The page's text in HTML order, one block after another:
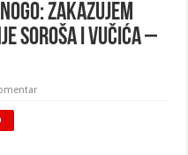
Nogo: Zakazujem
Soroša i Vučića –